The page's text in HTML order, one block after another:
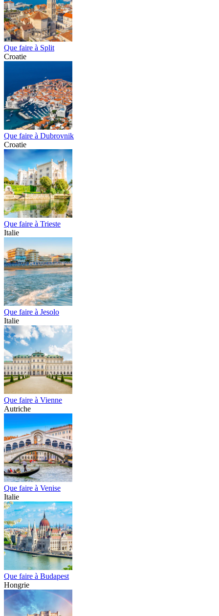
Que faire à Split
Croatie
Que faire à Dubrovnik
Croatie
Que faire à Trieste
Italie
Que faire à Jesolo
Italie
Que faire à Vienne
Autriche
Que faire à Venise
Italie
Que faire à Budapest
Hongrie